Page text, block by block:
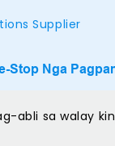
Supplier
Stop Nga
abli sa walay